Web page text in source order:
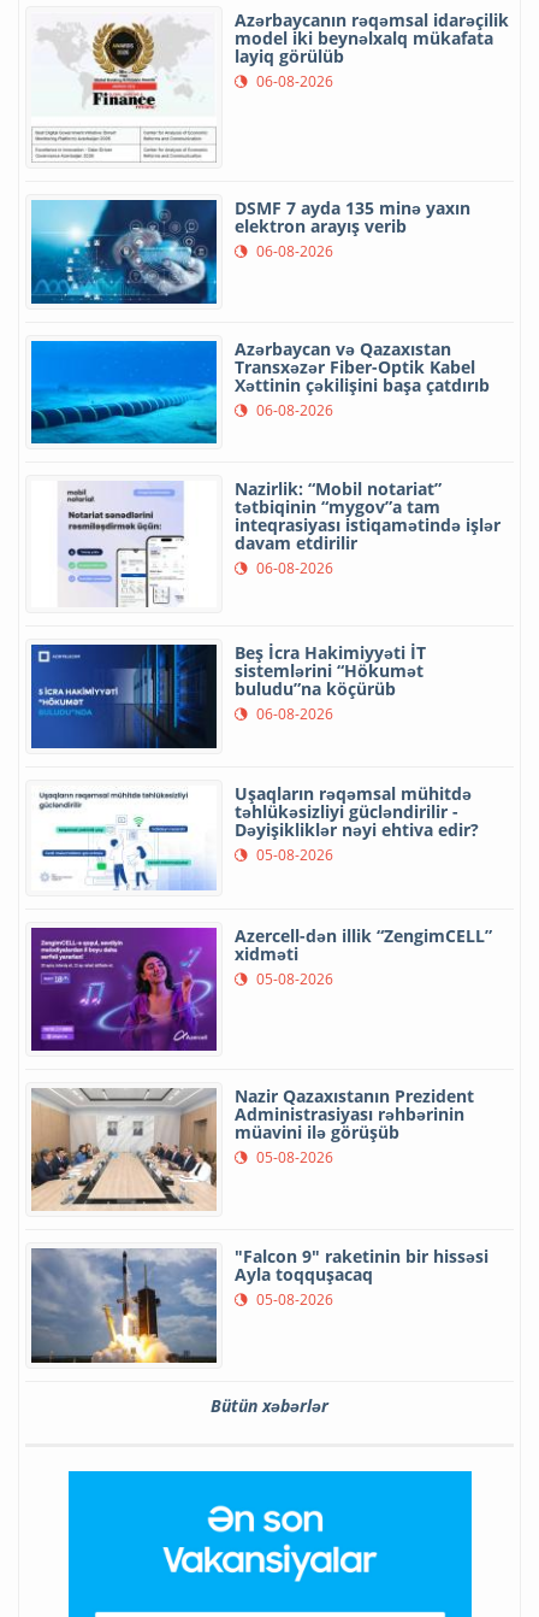
Azərbaycanın rəqəmsal idarəçilik
model iki beynəlxalq mükafata
layiq görülüb
06-08-2026
DSMF 7 ayda 135 minə yaxın
elektron arayış verib
06-08-2026
Azərbaycan və Qazaxıstan
Transxəzər Fiber-Optik Kabel
Xəttinin çəkilişini başa çatdırıb
06-08-2026
Nazirlik: “Mobil notariat”
tətbiqinin “mygov”a tam
inteqrasiyası istiqamətində işlər
davam etdirilir
06-08-2026
Beş İcra Hakimiyyəti İT
sistemlərini “Hökumət
buludu”na köçürüb
06-08-2026
Uşaqların rəqəmsal mühitdə
təhlükəsizliyi gücləndirilir -
Dəyişikliklər nəyi ehtiva edir?
05-08-2026
Azercell-dən illik “ZengimCELL”
xidməti
05-08-2026
Nazir Qazaxıstanın Prezident
Administrasiyası rəhbərinin
müavini ilə görüşüb
05-08-2026
"Falcon 9" raketinin bir hissəsi
Ayla toqquşacaq
05-08-2026
Bütün xəbərlər